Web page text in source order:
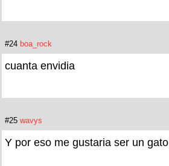
#24 boa_rock
cuanta envidia
#25 wavys
Y por eso me gustaria ser un